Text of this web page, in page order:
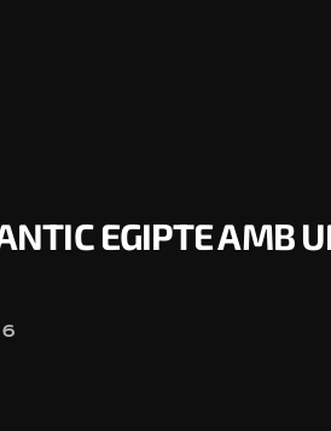
EGIPTE AMB